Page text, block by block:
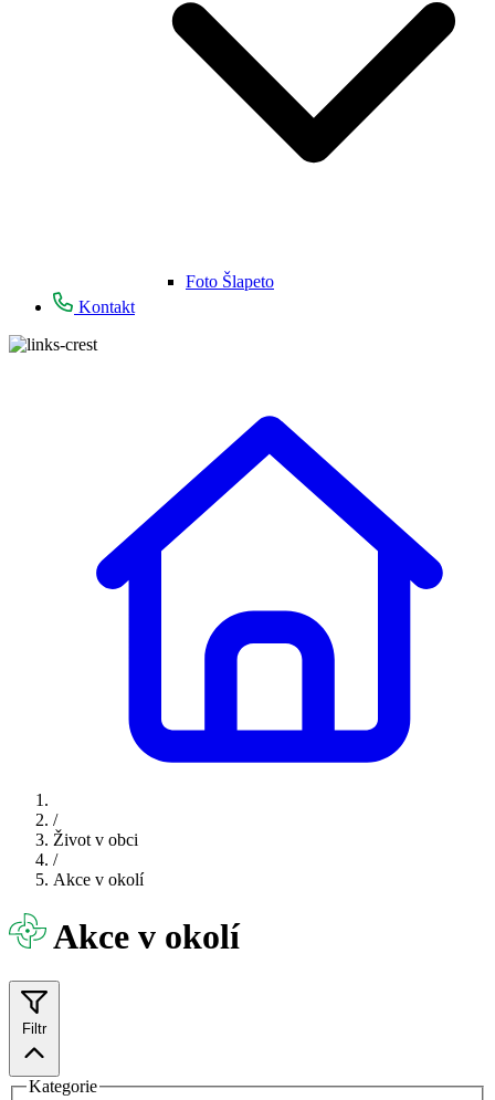
Foto Šlapeto
Kontakt
/
Život v obci
/
Akce v okolí
Akce v okolí
Filtr
Kategorie